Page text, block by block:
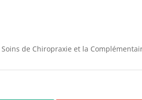
Soins de Chiropraxie et la